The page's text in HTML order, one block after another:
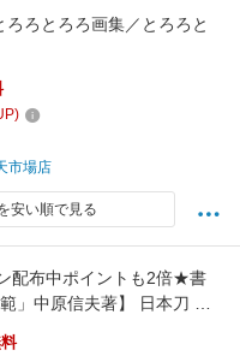
ろろとろろ画集／とろろと
市場店
安い順で見る
配布中ポイントも2倍★書
」中原信夫著】 日本刀 真
・書籍 居合道